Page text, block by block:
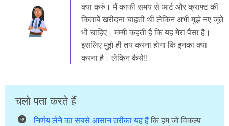
क्या करुं। मैं काफी समय से आर्ट और क्राफ्ट की
किताबें खरीदना चाहती थी लेकिन अभी मुझे नए जूते
भी चाहिए। मम्मी कहती है कि यह मेरा पैसा है।
इसलिए मुझे ही तय करना होगा कि इनका क्या
करना है। लेकिन कैसे!!
चलो पता करते हैं
निर्णय लेने का सबसे आसान तरीका यह है कि हम जो विकल्प